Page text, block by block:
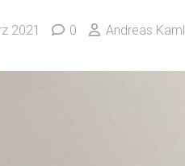
2021 0 Andreas Kaml